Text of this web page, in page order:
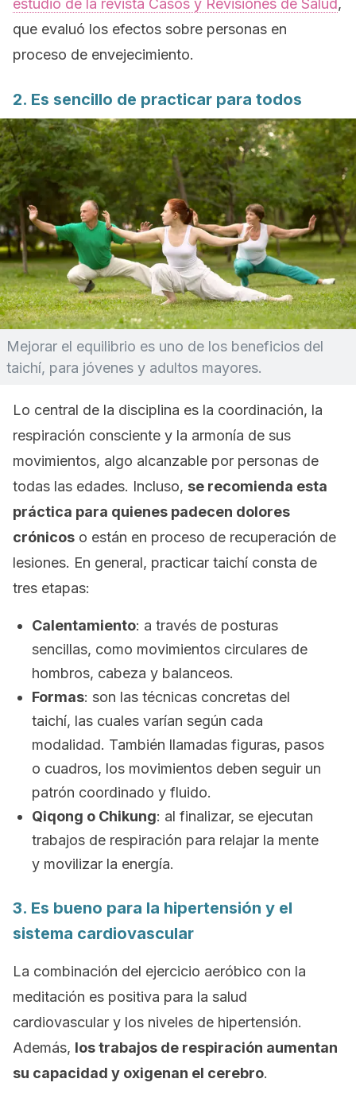
estudio de la revista Casos y Revisiones de Salud,
que evaluó los efectos sobre personas en
proceso de envejecimiento.
2. Es sencillo de practicar para todos
Mejorar el equilibrio es uno de los beneficios del
taichí, para jóvenes y adultos mayores.
Lo central de la disciplina es la coordinación, la
respiración consciente y la armonía de sus
movimientos, algo alcanzable por personas de
todas las edades. Incluso, se recomienda esta
práctica para quienes padecen dolores
crónicos o están en proceso de recuperación de
lesiones. En general, practicar taichí consta de
tres etapas:
Calentamiento: a través de posturas
sencillas, como movimientos circulares de
hombros, cabeza y balanceos.
Formas: son las técnicas concretas del
taichí, las cuales varían según cada
modalidad. También llamadas figuras, pasos
o cuadros, los movimientos deben seguir un
patrón coordinado y fluido.
Qiqong o Chikung: al finalizar, se ejecutan
trabajos de respiración para relajar la mente
y movilizar la energía.
3. Es bueno para la hipertensión y el
sistema cardiovascular
La combinación del ejercicio aeróbico con la
meditación es positiva para la salud
cardiovascular y los niveles de hipertensión.
Además, los trabajos de respiración aumentan
su capacidad y oxigenan el cerebro.